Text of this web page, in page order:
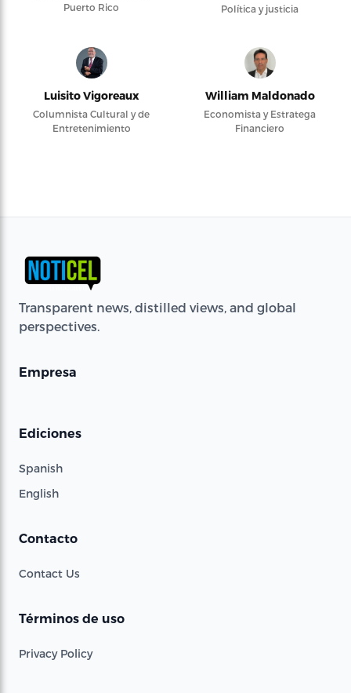
Puerto Rico
Política y justicia
Luisito Vigoreaux
Columnista Cultural y de
Entretenimiento
William Maldonado
Economista y Estratega
Financiero
Transparent news, distilled views, and global
perspectives.
Empresa
Ediciones
Spanish
English
Contacto
Contact Us
Términos de uso
Privacy Policy